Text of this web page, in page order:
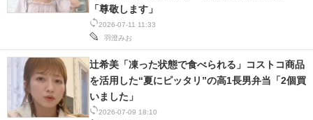
2026-07-11 11:33
羽澄みお
「尊敬します」
2026-07-09 18:10
辻希美「凍った状態で食べられる」コストコ商品
を活用した“夏にピッタリ”の高1長男弁当「2個買
いました」